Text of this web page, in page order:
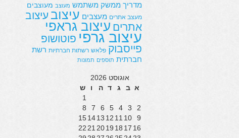
מדריך ממשק משתמש מעוצב מעוצבים
מעצב אתרים מעצבים עיצוב עיצוב
אתרים עיצוב גראפי
עיצוב גרפי פוטושופ
פייסבוק פלאש רשתות חברתיות רשת
חברתית תוספים תמונות
אוגוסט 2026
א ב ג ד ה ו
ש
1
2
3
4
5
6
7
8
9
10
11
12
13
14
15
16
17
18
19
20
21
22